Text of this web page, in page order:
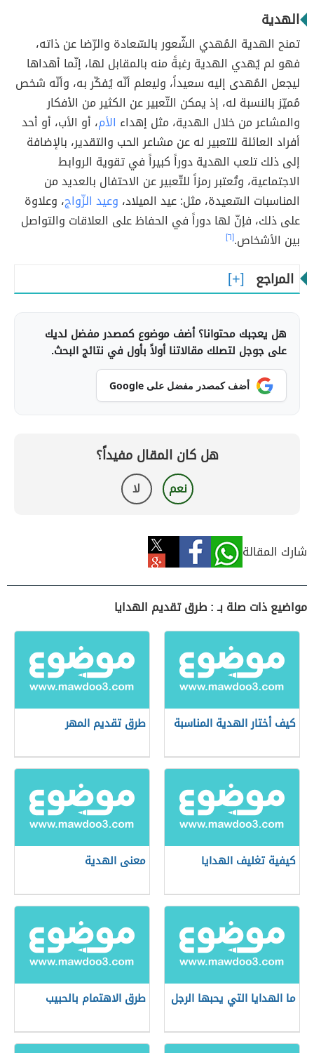
الهدية
تمنح الهدية المُهدي الشّعور بالسّعادة والرّضا عن ذاته،
فهو لم يُهدي الهدية رغبةً منه بالمقابل لها، إنّما أهداها
ليجعل المُهدى إليه سعيداً، وليعلم أنّه يُفكّر به، وأنّه شخص
مُميّز بالنسبة له، إذ يمكن التّعبير عن الكثير من الأفكار
والمشاعر من خلال الهدية، مثل إهداء الأم، أو الأب، أو أحد
أفراد العائلة للتعبير له عن مشاعر الحب والتقدير، بالإضافة
إلى ذلك تلعب الهدية دوراً كبيراً في تقوية الروابط
الاجتماعية، وتُعتبر رمزاً للتّعبير عن الاحتفال بالعديد من
المناسبات السّعيدة، مثل: عيد الميلاد، وعيد الزّواج، وعلاوة
على ذلك، فإنّ لها دوراً في الحفاظ على العلاقات والتواصل
بين الأشخاص.[٦]
المراجع
هل يعجبك محتوانا؟ أضف موضوع كمصدر مفضل لديك
على جوجل لتصلك مقالاتنا أولاً بأول في نتائج البحث.
أضف كمصدر مفضل على Google
هل كان المقال مفيداً؟
نعم لا
شارك المقالة
مواضيع ذات صلة بـ : طرق تقديم الهدايا
كيف أختار الهدية المناسبة طرق تقديم المهر
كيفية تغليف الهدايا معنى الهدية
ما الهدايا التي يحبها الرجل طرق الاهتمام بالحبيب